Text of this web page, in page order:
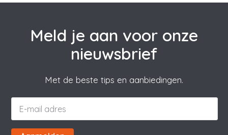
Meld je aan voor onze
nieuwsbrief
Met de beste tips en aanbiedingen.